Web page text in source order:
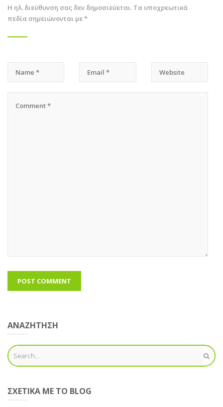
Η ηλ. διεύθυνση σας δεν δημοσιεύεται. Τα υποχρεωτικά
πεδία σημειώνονται με*
ΑΝΑΖΗΤΗΣΗ
ΣΧΕΤΙΚΆ ΜΕ ΤΟ BLOG